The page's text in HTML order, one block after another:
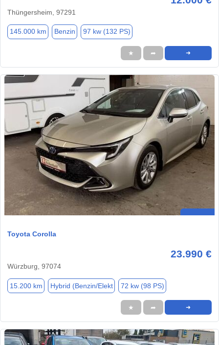
Thüngersheim, 97291
145.000 km Benzin 97 kw (132 PS)
★ ➦ ➜
Toyota Corolla
23.990 €
Würzburg, 97074
15.200 km Hybrid (Benzin/Elekt 72 kw (98 PS)
★ ➦ ➜